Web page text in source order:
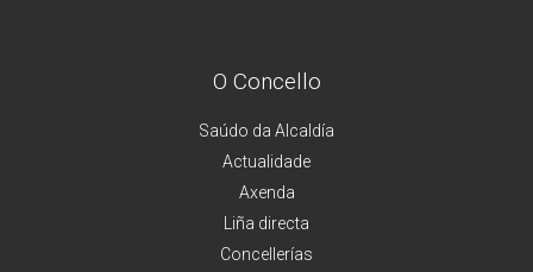
O Concello
Saúdo da Alcaldía
Actualidade
Axenda
Liña directa
Concellerías